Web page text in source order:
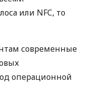
или NFC, то
современные
операционной